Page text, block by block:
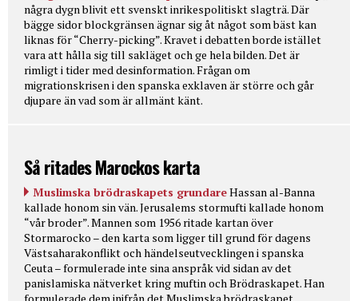
några dygn blivit ett svenskt inrikespolitiskt slagträ. Där
bägge sidor blockgränsen ägnar sig åt något som bäst kan
liknas för “Cherry-picking”. Kravet i debatten borde istället
vara att hålla sig till sakläget och ge hela bilden. Det är
rimligt i tider med desinformation. Frågan om
migrationskrisen i den spanska exklaven är större och går
djupare än vad som är allmänt känt.
Så ritades Marockos karta
Muslimska brödraskapets grundareHassan al-Banna
kallade honom sin vän. Jerusalems stormufti kallade honom
“vår broder”. Mannen som 1956 ritade kartan över
Stormarocko – den karta som ligger till grund för dagens
Västsaharakonflikt och händelseutvecklingen i spanska
Ceuta – formulerade inte sina anspråk vid sidan av det
panislamiska nätverket kring muftin och Brödraskapet. Han